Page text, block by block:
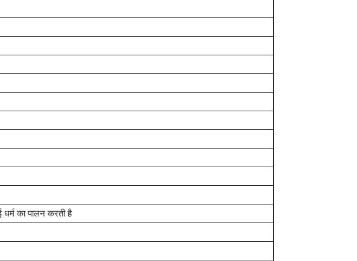
धर्म का पालन करती है